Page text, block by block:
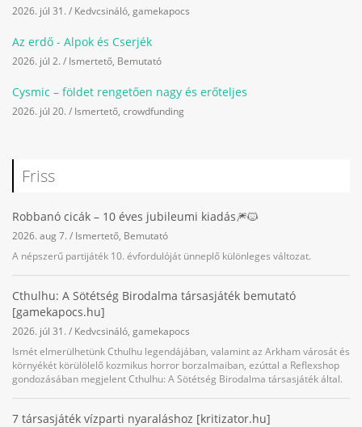
2026. júl 31. / Kedvcsináló gamekapocs
Az erdő - Alpok és Cserjék
2026. júl 2. / Ismertető Bemutató
Cysmic – földet rengetően nagy és erőteljes
2026. júl 20. / Ismertető crowdfunding
Friss
Robbanó cicák – 10 éves jubileumi kiadás🎆🐱
2026. aug 7. / Ismertető Bemutató
A népszerű partijáték 10. évfordulóját ünneplő különleges változat.
Cthulhu: A Sötétség Birodalma társasjáték bemutató
[gamekapocs.hu]
2026. júl 31. / Kedvcsináló gamekapocs
Ismét elmerülhetünk Cthulhu legendájában, valamint az Arkham városát és
környékét körülölelő kozmikus horror borzalmaiban, ezúttal a Reflexshop
gondozásában megjelent Cthulhu: A Sötétség Birodalma társasjáték által.
7 társasjáték vízparti nyaraláshoz [kritizator.hu]